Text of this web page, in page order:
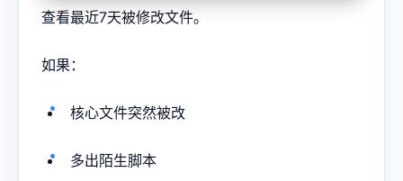
查看最近7天被修改文件。
如果：
核心文件突然被改
多出陌生脚本